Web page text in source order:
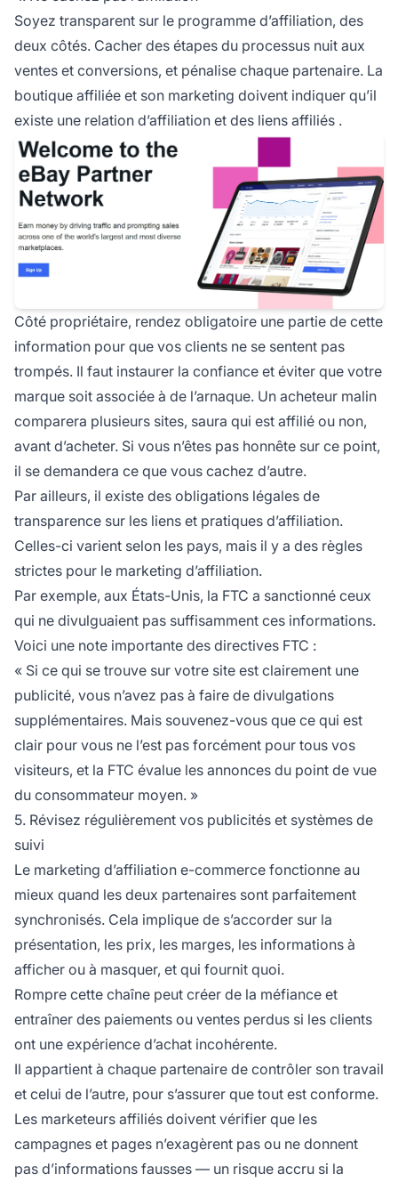
Soyez transparent sur le programme d’affiliation, des
deux côtés. Cacher des étapes du processus nuit aux
ventes et conversions, et pénalise chaque partenaire. La
boutique affiliée et son marketing doivent indiquer qu’il
existe une relation d’affiliation et des liens affiliés .
Côté propriétaire, rendez obligatoire une partie de cette
information pour que vos clients ne se sentent pas
trompés. Il faut instaurer la confiance et éviter que votre
marque soit associée à de l’arnaque. Un acheteur malin
comparera plusieurs sites, saura qui est affilié ou non,
avant d’acheter. Si vous n’êtes pas honnête sur ce point,
il se demandera ce que vous cachez d’autre.
Par ailleurs, il existe des obligations légales de
transparence sur les liens et pratiques d’affiliation.
Celles-ci varient selon les pays, mais il y a des règles
strictes pour le marketing d’affiliation.
Par exemple, aux États-Unis, la FTC a sanctionné ceux
qui ne divulguaient pas suffisamment ces informations.
Voici une note importante des directives FTC :
« Si ce qui se trouve sur votre site est clairement une
publicité, vous n’avez pas à faire de divulgations
supplémentaires. Mais souvenez-vous que ce qui est
clair pour vous ne l’est pas forcément pour tous vos
visiteurs, et la FTC évalue les annonces du point de vue
du consommateur moyen. »
5. Révisez régulièrement vos publicités et systèmes de
suivi
Le marketing d’affiliation e-commerce fonctionne au
mieux quand les deux partenaires sont parfaitement
synchronisés. Cela implique de s’accorder sur la
présentation, les prix, les marges, les informations à
afficher ou à masquer, et qui fournit quoi.
Rompre cette chaîne peut créer de la méfiance et
entraîner des paiements ou ventes perdus si les clients
ont une expérience d’achat incohérente.
Il appartient à chaque partenaire de contrôler son travail
et celui de l’autre, pour s’assurer que tout est conforme.
Les marketeurs affiliés doivent vérifier que les
campagnes et pages n’exagèrent pas ou ne donnent
pas d’informations fausses — un risque accru si la